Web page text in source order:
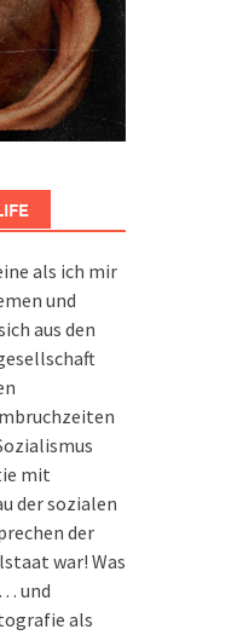
als ich mir
und
aus den
mit
der sozialen
der
war! Was
und
als